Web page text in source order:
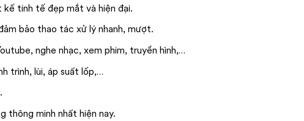
tinh tế đẹp mắt và hiện đại.
bảo thao tác xử lý nhanh, mượt.
nghe nhạc, xem phim, truyền hình,…
trình, lùi, áp suất lốp,…
thông minh nhất hiện nay.